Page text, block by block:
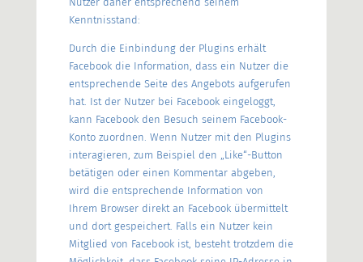
Kenntnisstand:
Durch die Einbindung der Plugins erhält
Facebook die Information, dass ein Nutzer die
entsprechende Seite des Angebots aufgerufen
hat. Ist der Nutzer bei Facebook eingeloggt,
kann Facebook den Besuch seinem Facebook-
Konto zuordnen. Wenn Nutzer mit den Plugins
interagieren, zum Beispiel den „Like“-Button
betätigen oder einen Kommentar abgeben,
wird die entsprechende Information von
Ihrem Browser direkt an Facebook übermittelt
und dort gespeichert. Falls ein Nutzer kein
Mitglied von Facebook ist, besteht trotzdem die